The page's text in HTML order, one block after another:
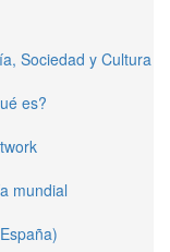
Sociedad y Cultura
es?
mundial